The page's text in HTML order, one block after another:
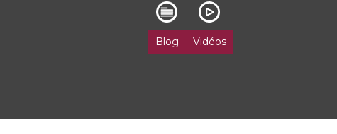
Blog Vidéos